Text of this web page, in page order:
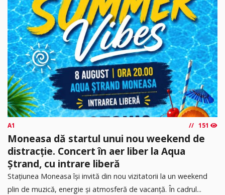
A1 151
Moneasa dă startul unui nou weekend de
distracție. Concert în aer liber la Aqua
Ștrand, cu intrare liberă
Stațiunea Moneasa își invită din nou vizitatorii la un weekend
plin de muzică, energie și atmosferă de vacanță. În cadrul...